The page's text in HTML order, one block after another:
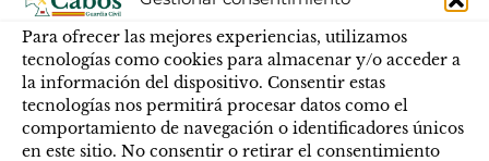
Para ofrecer las mejores experiencias, utilizamos
tecnologías como cookies para almacenar y/o acceder a
la información del dispositivo. Consentir estas
tecnologías nos permitirá procesar datos como el
comportamiento de navegación o identificadores únicos
en este sitio. No consentir o retirar el consentimiento